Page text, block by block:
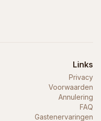
Links
Privacy
Voorwaarden
Annulering
FAQ
Gastenervaringen